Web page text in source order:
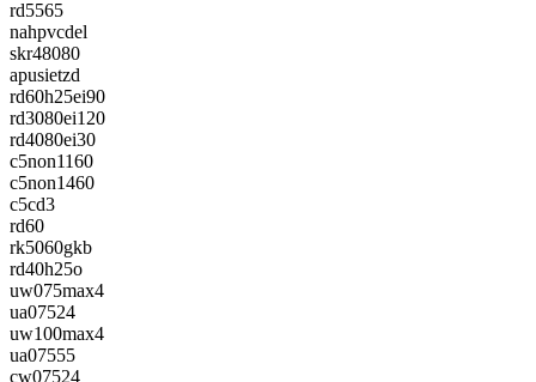
rd5565
nahpvcdel
skr48080
apusietzd
rd60h25ei90
rd3080ei120
rd4080ei30
c5non1160
c5non1460
c5cd3
rd60
rk5060gkb
rd40h25o
uw075max4
ua07524
uw100max4
ua07555
cw07524